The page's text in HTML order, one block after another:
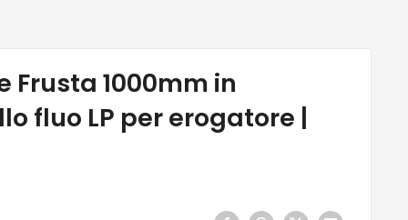
Frusta 1000mm in
fluo LP per erogatore |